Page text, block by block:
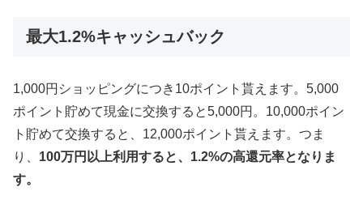
最大1.2%キャッシュバック
1,000円ショッピングにつき10ポイント貰えます。5,000
ポイント貯めて現金に交換すると5,000円。10,000ポイン
ト貯めて交換すると、12,000ポイント貰えます。つま
り、 100万円以上利用すると、1.2%の高還元率となりま
す。